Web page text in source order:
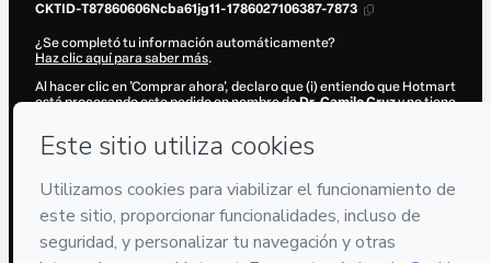
CKTID-T87860606Ncba61jg11-1786027106387-7873
¿Se completó tu información automáticamente?
Haz clic aquí para saber más.
Al hacer clic en 'Comprar ahora', declaro que (i) entiendo que Hotmart
está procesando este pedido en nombre deDr. Camilo Cruzy no tiene
Términos de Uso de Hotmart
Políticas de Privacidad
de Hotmarty (iii) soy mayor de edad o autorizado y acompañado por
Más información sobre tu compraaquí.
Hotmart ©2026- Todos los derechos reservados
2026-08-06T14:38:28.830Z REF.